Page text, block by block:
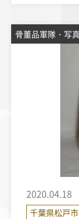
骨董品軍隊・写
2020.04.18
千葉県松戸市